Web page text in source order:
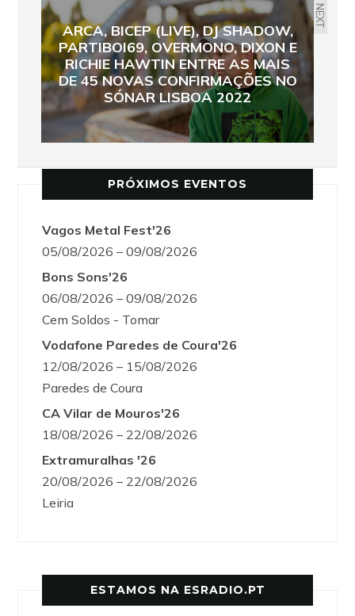
NEXT
ARCA, BICEP (LIVE), DJ SHADOW,
PARTIBOI69, OVERMONO, DIXON E
RICHIE HAWTIN ENTRE AS MAIS
DE 45 NOVAS CONFIRMAÇÕES NO
SÓNAR LISBOA 2022
PRÓXIMOS EVENTOS
Vagos Metal Fest'26
05/08/2026 – 09/08/2026
Bons Sons'26
06/08/2026 – 09/08/2026
Cem Soldos - Tomar
Vodafone Paredes de Coura'26
12/08/2026 – 15/08/2026
Paredes de Coura
CA Vilar de Mouros'26
18/08/2026 – 22/08/2026
Extramuralhas '26
20/08/2026 – 22/08/2026
Leiria
ESTAMOS NA ESRADIO.PT